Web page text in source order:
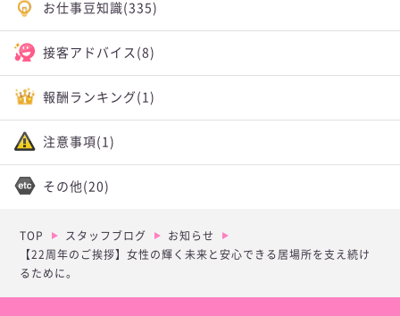
お仕事豆知識(335)
接客アドバイス (8)
報酬ランキング (1)
注意事項 (1)
その他 (20)
TOP スタッフブログ
お知らせ
【22周年のご挨拶】女性の輝く未来と安心できる居場所を支え続け
るために。